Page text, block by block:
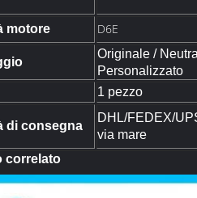
motore D6E
Originale /
Personalizzato
1 pezzo
di consegna
DHL/FEDEX/
via mare
correlato